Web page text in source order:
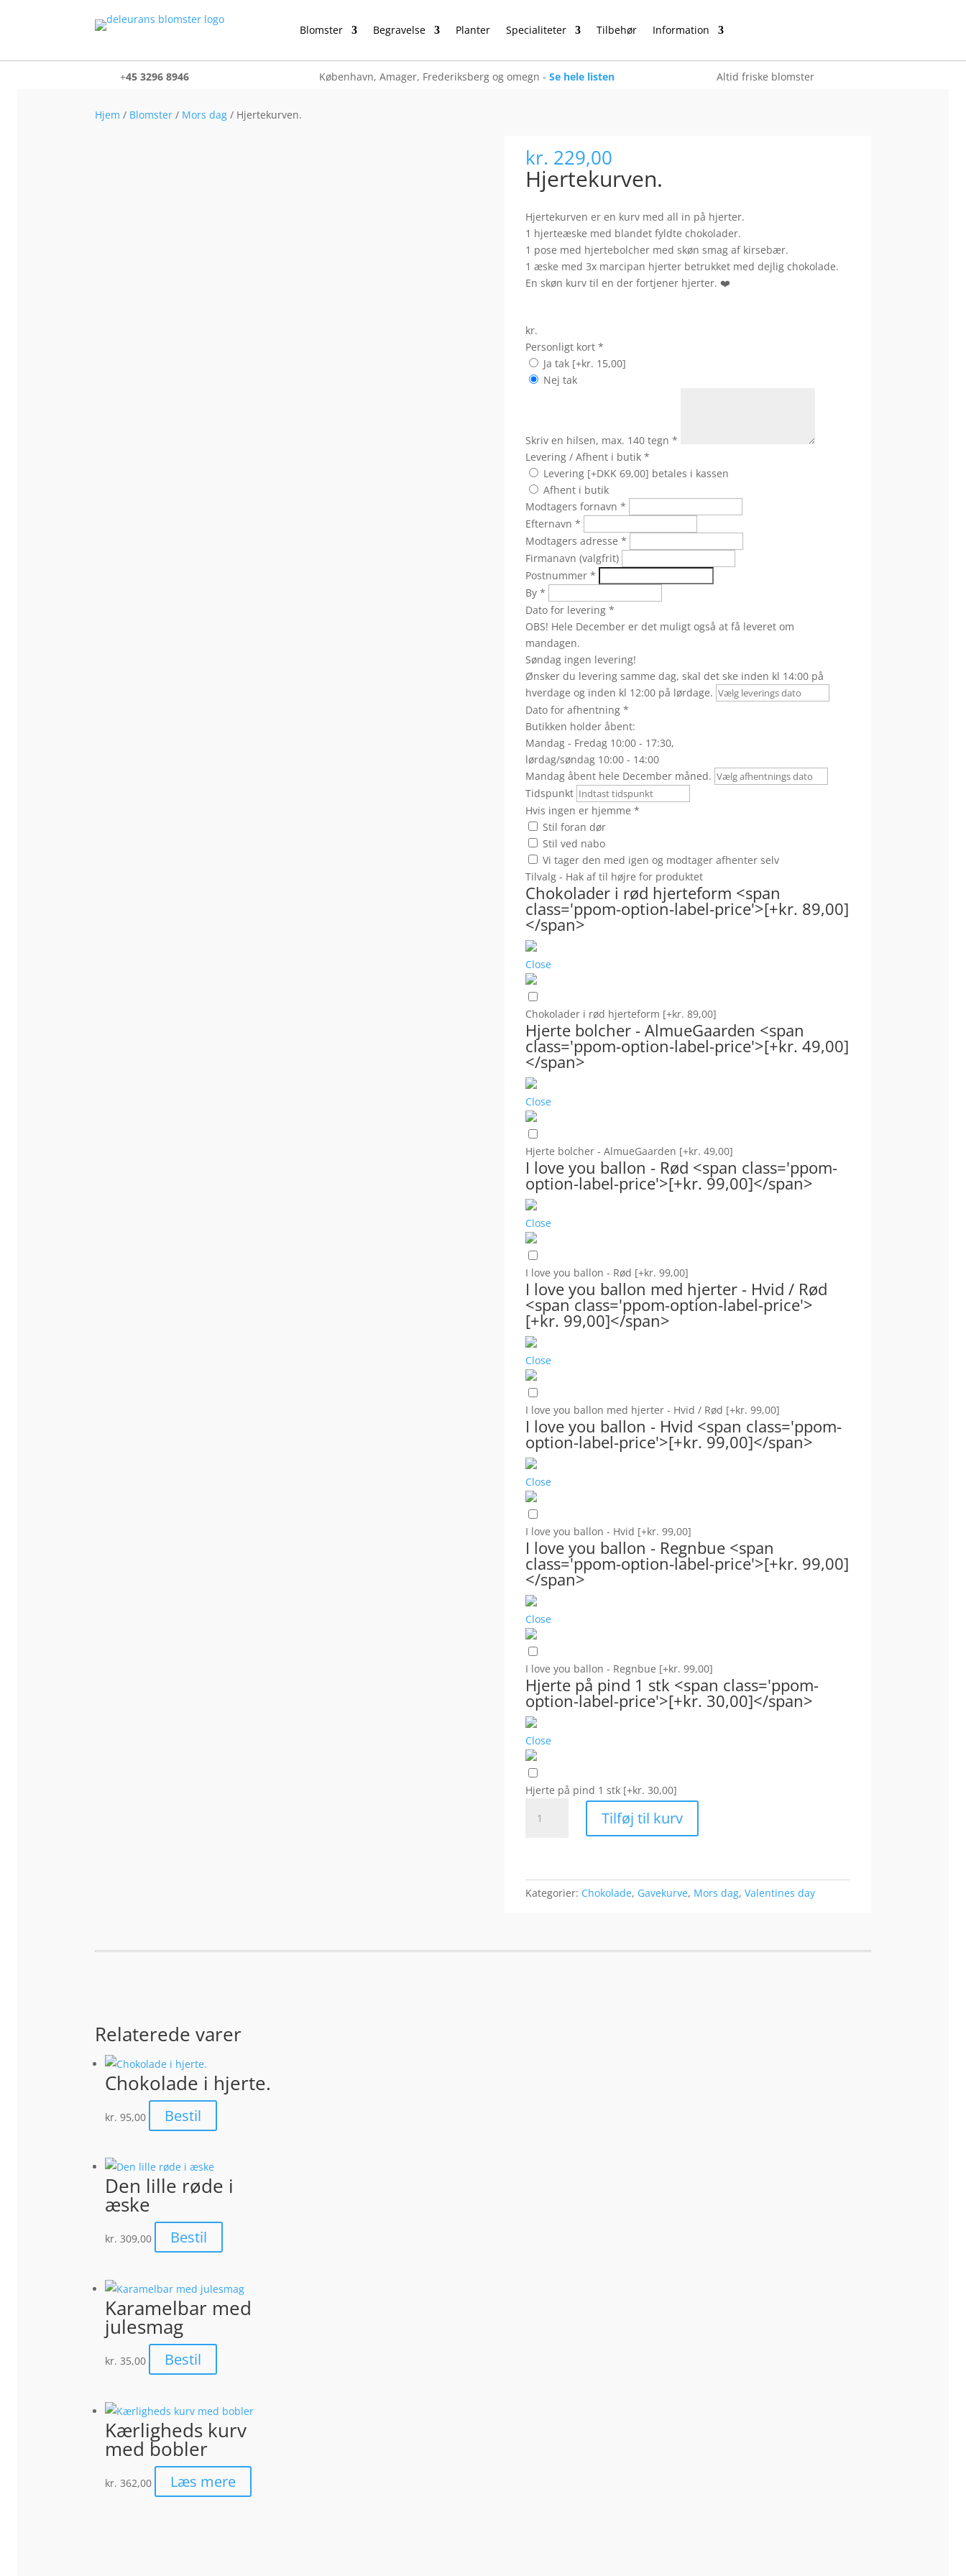
Blomster Begravelse Planter Specialiteter Tilbehør Information
+45 3296 8946 København, Amager, Frederiksberg og omegn - Se hele listen Altid friske blomster
Hjem / Blomster / Mors dag / Hjertekurven.
kr. 229,00
Hjertekurven.
Hjertekurven er en kurv med all in på hjerter.
1 hjerteæske med blandet fyldte chokolader.
1 pose med hjertebolcher med skøn smag af kirsebær.
1 æske med 3x marcipan hjerter betrukket med dejlig chokolade.
En skøn kurv til en der fortjener hjerter. ❤️
kr.
Personligt kort*
Ja tak [+kr. 15,00]
Nej tak
Skriv en hilsen, max. 140 tegn *
Levering / Afhent i butik*
Levering [+DKK 69,00] betales i kassen
Afhent i butik
Modtagers fornavn *
Efternavn *
Modtagers adresse *
Firmanavn (valgfrit)
Postnummer*
By*
Dato for levering*
OBS! Hele December er det muligt også at få leveret om
mandagen.
Søndag ingen levering!
Ønsker du levering samme dag, skal det ske inden kl 14:00 på
hverdage og inden kl 12:00 på lørdage.
Dato for afhentning*
Butikken holder åbent:
Mandag - Fredag 10:00 - 17:30,
lørdag/søndag 10:00 - 14:00
Mandag åbent hele December måned.
Tidspunkt
Hvis ingen er hjemme *
Stil foran dør
Stil ved nabo
Vi tager den med igen og modtager afhenter selv
Tilvalg - Hak af til højre for produktet
Chokolader i rød hjerteform <span
class='ppom-option-label-price'>[+kr. 89,00]
</span>
Close
Chokolader i rød hjerteform [+kr. 89,00]
Hjerte bolcher - AlmueGaarden <span
class='ppom-option-label-price'>[+kr. 49,00]
</span>
Close
Hjerte bolcher - AlmueGaarden [+kr. 49,00]
I love you ballon - Rød <span class='ppom-
option-label-price'>[+kr. 99,00]</span>
Close
I love you ballon - Rød [+kr. 99,00]
I love you ballon med hjerter - Hvid / Rød
<span class='ppom-option-label-price'>
[+kr. 99,00]</span>
Close
I love you ballon med hjerter - Hvid / Rød [+kr. 99,00]
I love you ballon - Hvid <span class='ppom-
option-label-price'>[+kr. 99,00]</span>
Close
I love you ballon - Hvid [+kr. 99,00]
I love you ballon - Regnbue <span
class='ppom-option-label-price'>[+kr. 99,00]
</span>
Close
I love you ballon - Regnbue [+kr. 99,00]
Hjerte på pind 1 stk <span class='ppom-
option-label-price'>[+kr. 30,00]</span>
Close
Hjerte på pind 1 stk [+kr. 30,00]
Hjertekurven.
antal
Tilføj til kurv
Kategorier: Chokolade, Gavekurve, Mors dag, Valentines day
Relaterede varer
Chokolade i hjerte.
kr. 95,00 Bestil
Den lille røde i
æske
kr. 309,00 Bestil
Karamelbar med
julesmag
kr. 35,00 Bestil
Kærligheds kurv
med bobler
kr. 362,00 Læs mere